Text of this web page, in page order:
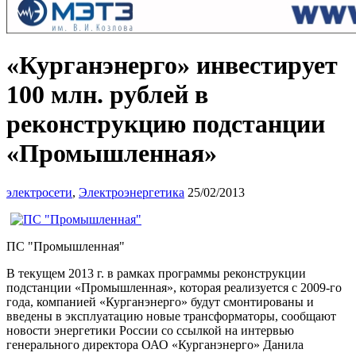
«Курганэнерго» инвестирует
100 млн. рублей в
реконструкцию подстанции
«Промышленная»
электросети, Электроэнергетика 25/02/2013
ПС "Промышленная"
В текущем 2013 г. в рамках программы реконструкции
подстанции «Промышленная», которая реализуется с 2009-го
года, компанией «Курганэнерго» будут смонтированы и
введены в эксплуатацию новые трансформаторы, сообщают
новости энергетики России со ссылкой на интервью
генерального директора ОАО «Курганэнерго» Данила